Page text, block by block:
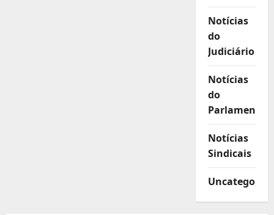
Notícias
do
Judiciário
Notícias
do
Parlamento
Notícias
Sindicais